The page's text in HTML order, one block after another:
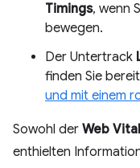
Timings, wenn
bewegen.
Der Untertrack
finden Sie
und mit einem
Sowohl der Web
enthielten